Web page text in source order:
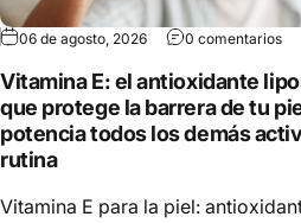
06 de agosto, 2026 0 comentarios
Vitamina E: el antioxidante
que protege la barrera de tu
potencia todos los demás
rutina
Vitamina E para la piel: